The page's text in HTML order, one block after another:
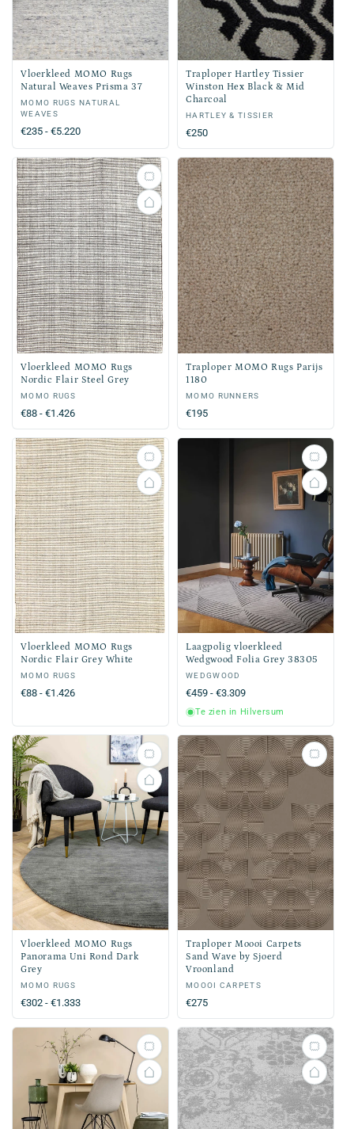
Vloerkleed MOMO Rugs
Natural Weaves Prisma 37
Verkoper:
MOMO RUGS NATURAL
WEAVES
Normale
prijs
€235 - €5.220
Traploper Hartley Tissier
Winston Hex Black & Mid
Charcoal
Verkoper:
HARTLEY & TISSIER
Normale
prijs
€250
Vloerkleed MOMO Rugs
Nordic Flair Steel Grey
Verkoper:
MOMO RUGS
Normale
prijs
€88 - €1.426
Traploper MOMO Rugs Parijs
1180
Verkoper:
MOMO RUNNERS
Normale
prijs
€195
Vloerkleed MOMO Rugs
Nordic Flair Grey White
Verkoper:
MOMO RUGS
Normale
€88 - €1.426
Laagpolig vloerkleed
Wedgwood Folia Grey 38305
Verkoper:
WEDGWOOD
Normale
prijs
€459 - €3.309
Te zien in Hilversum
Vloerkleed MOMO Rugs
Panorama Uni Rond Dark
Grey
Verkoper:
MOMO RUGS
Normale
prijs
€302 - €1.333
Traploper Moooi Carpets
Sand Wave by Sjoerd
Vroonland
Verkoper:
MOOOI CARPETS
Normale
prijs
€275